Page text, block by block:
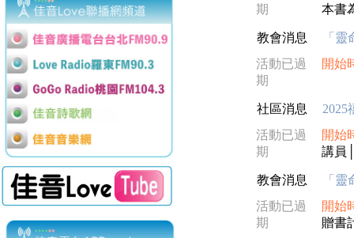
期
本書
教會消息
「
活動已過
期
開始
社區消息
2025
活動已過
期
開始
講員
教會消息
「
活動已過
期
開始
贈書